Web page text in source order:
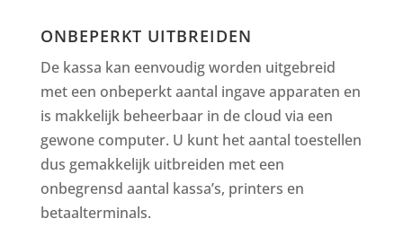
ONBEPERKT UITBREIDEN
De kassa kan eenvoudig worden uitgebreid
met een onbeperkt aantal ingave apparaten en
is makkelijk beheerbaar in de cloud via een
gewone computer. U kunt het aantal toestellen
dus gemakkelijk uitbreiden met een
onbegrensd aantal kassa’s, printers en
betaalterminals.